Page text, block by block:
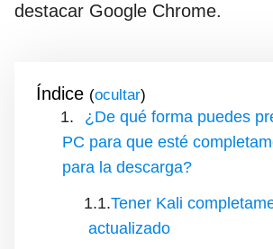
destacar Google Chrome.
Índice ( )
¿De qué forma puedes
PC para que esté
para la descarga?
Tener Kali
actualizado